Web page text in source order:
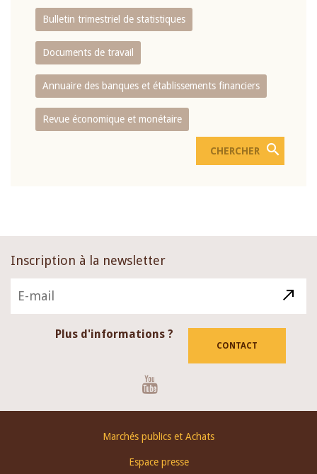
Bulletin trimestriel de statistiques
Documents de travail
Annuaire des banques et établissements financiers
Revue économique et monétaire
Inscription à la newsletter
Plus d'informations ?
CONTACT
Marchés publics et Achats
Espace presse